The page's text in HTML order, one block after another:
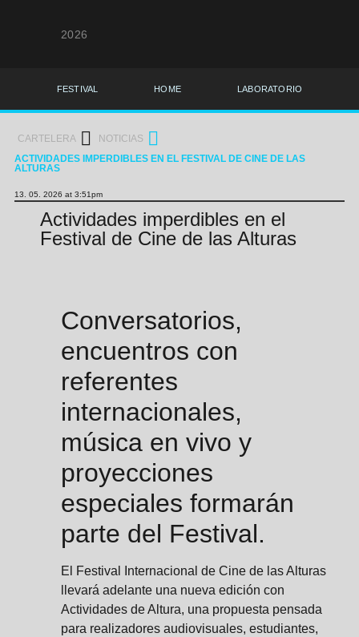
2026
FESTIVAL HOME LABORATORIO
CARTELERA
NOTICIAS
ACTIVIDADES IMPERDIBLES EN EL FESTIVAL DE CINE DE LAS
ALTURAS
13. 05. 2026 at 3:51pm
Actividades imperdibles en el
Festival de Cine de las Alturas
Conversatorios,
encuentros con
referentes
internacionales,
música en vivo y
proyecciones
especiales formarán
parte del Festival.
El Festival Internacional de Cine de las Alturas
llevará adelante una nueva edición con
Actividades de Altura, una propuesta pensada
para realizadores audiovisuales, estudiantes,